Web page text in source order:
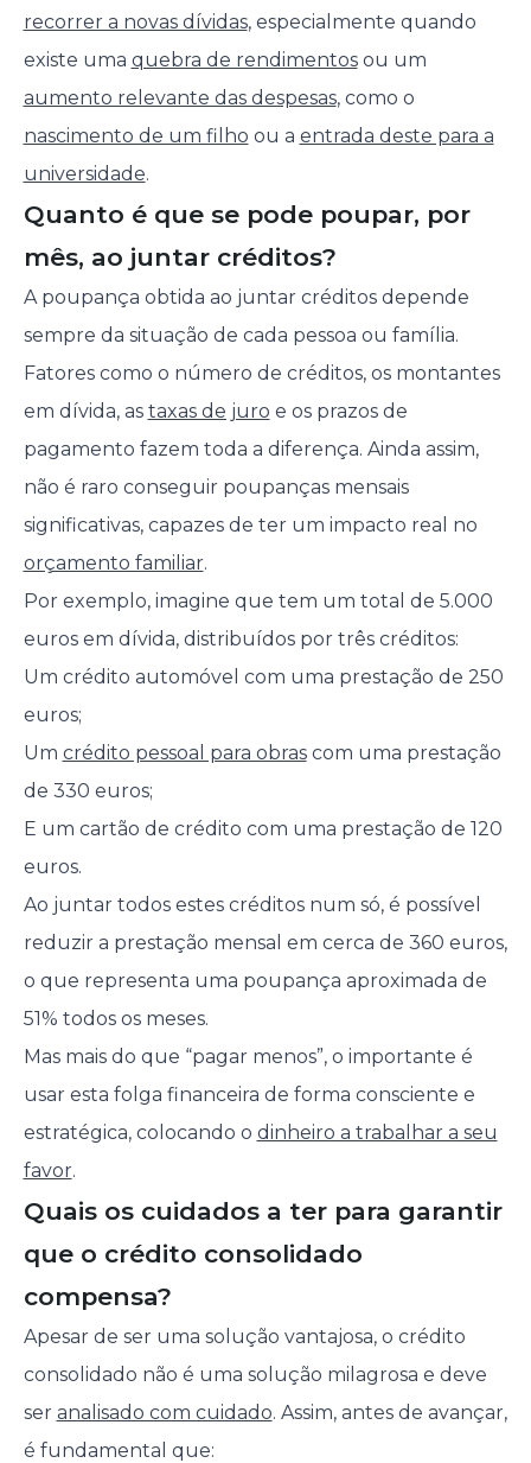
recorrer a novas dívidas, especialmente quando
existe uma quebra de rendimentosou um
aumento relevante das despesas, como o
nascimento de um filho ou a entrada deste para a
universidade.
Quanto é que se pode poupar, por
mês, ao juntar créditos?
A poupança obtida ao juntar créditos depende
sempre da situação de cada pessoa ou família.
Fatores como o número de créditos, os montantes
em dívida, as taxas de juro e os prazos de
pagamento fazem toda a diferença. Ainda assim,
não é raro conseguir poupanças mensais
significativas, capazes de ter um impacto real no
orçamento familiar.
Por exemplo, imagine que tem um total de 5.000
euros em dívida, distribuídos por três créditos:
Um crédito automóvel com uma prestação de 250
euros;
Um crédito pessoal para obrascom uma prestação
de 330 euros;
E um cartão de crédito com uma prestação de 120
euros.
Ao juntar todos estes créditos num só, é possível
reduzir a prestação mensal em cerca de 360 euros,
o que representa uma poupança aproximada de
51% todos os meses.
Mas mais do que “pagar menos”, o importante é
usar esta folga financeira de forma consciente e
estratégica, colocando o dinheiro a trabalhar a seu
favor.
Quais os cuidados a ter para garantir
que o crédito consolidado
compensa?
Apesar de ser uma solução vantajosa, o crédito
consolidado não é uma solução milagrosa e deve
ser analisado com cuidado. Assim, antes de avançar,
é fundamental que: